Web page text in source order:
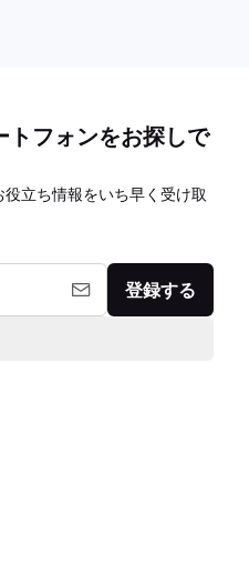
トフォンをお探しで
立ち情報をいち早く受け取
登録する